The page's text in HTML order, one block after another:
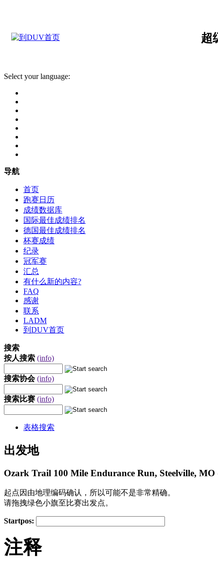
超
Select your language:
导航
首页
跑赛日历
成绩数据库
国际最佳成绩排名
德国最佳成绩排名
杯赛成绩
纪录
冠军赛
汇总
有什么新的内容?
FAQ
感谢
联系
LADM
到DUV首页
搜索
按人搜索 (info)
搜索协会 (info)
搜索比赛 (info)
表格搜索
出发地
Ozark Trail 100 Mile Endurance Run, Steelville, MO
起点因由地理编码确认，所以可能不是非常精确。
请拖拽绿色小旗至比赛出发点。
−
Startpos:
注释